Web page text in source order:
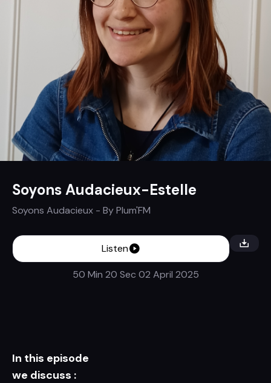
Soyons Audacieux-Estelle
Soyons Audacieux - ByPlum'FM
Listen
50 Min 20 Sec 02 April 2025
In this episode
we discuss :